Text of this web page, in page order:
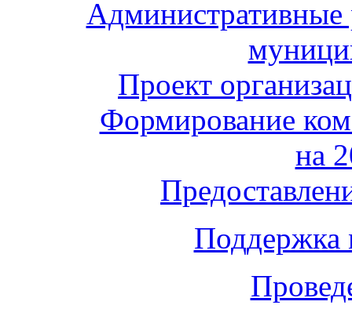
Административные
Проект
Формирование
на
Поддержка